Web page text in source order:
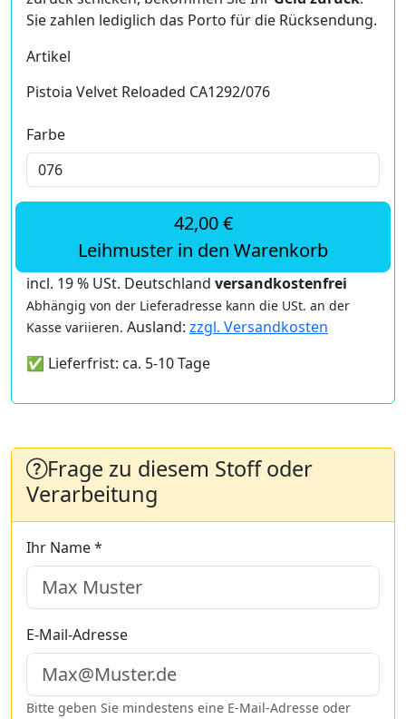
Sie zahlen lediglich das Porto für die Rücksendung.
Artikel
Pistoia Velvet Reloaded CA1292/076
Farbe
42,00 €
Leihmuster in den Warenkorb
incl. 19 % USt. Deutschland versandkostenfrei
Abhängig von der Lieferadresse kann die USt. an der
Kasse variieren. Ausland: zzgl. Versandkosten
✅ Lieferfrist: ca. 5-10 Tage
Frage zu diesem Stoff oder
Verarbeitung
Ihr Name *
E-Mail-Adresse
Bitte geben Sie mindestens eine E-Mail-Adresse oder